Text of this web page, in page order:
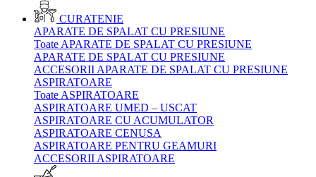
CURATENIE
APARATE DE SPALAT CU PRESIUNE
Toate APARATE DE SPALAT CU PRESIUNE
APARATE DE SPALAT CU PRESIUNE
ACCESORII APARATE DE SPALAT CU PRESIUNE
ASPIRATOARE
Toate ASPIRATOARE
ASPIRATOARE UMED – USCAT
ASPIRATOARE CU ACUMULATOR
ASPIRATOARE CENUSA
ASPIRATOARE PENTRU GEAMURI
ACCESORII ASPIRATOARE